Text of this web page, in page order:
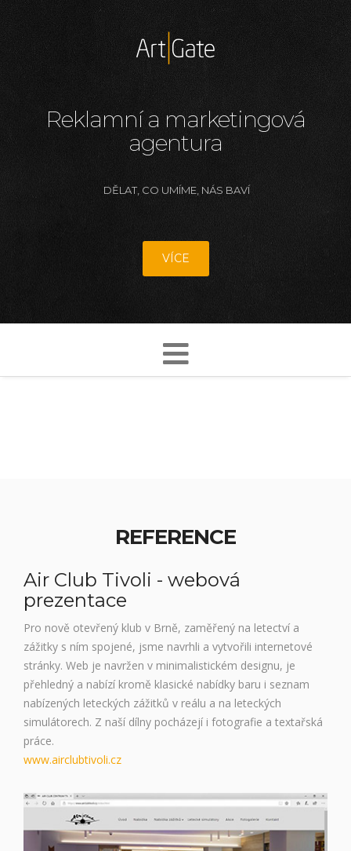
Reklamní a marketingová
agentura
DĚLAT, CO UMÍME, NÁS BAVÍ
VÍCE
REFERENCE
Air Club Tivoli - webová
prezentace
Pro nově otevřený klub v Brně, zaměřený na letectví a
zážitky s ním spojené, jsme navrhli a vytvořili internetové
stránky. Web je navržen v minimalistickém designu, je
přehledný a nabízí kromě klasické nabídky baru i seznam
nabízených leteckých zážitků v reálu a na leteckých
simulátorech. Z naší dílny pocházejí i fotografie a textařská
práce.
www.airclubtivoli.cz